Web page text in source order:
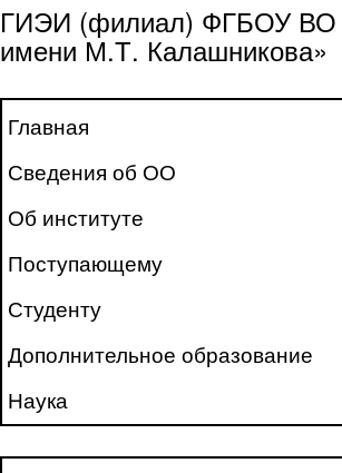
ГИЭИ (филиал) ФГБОУ
имени М.Т. Калашникова»
Главная
Сведения об ОО
Об институте
Поступающему
Студенту
Дополнительное образование
Наука